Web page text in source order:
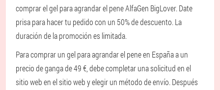
comprar el gel para agrandar el pene AlfaGen BigLover. Date
prisa para hacer tu pedido con un 50% de descuento. La
duración de la promoción es limitada.
Para comprar un gel para agrandar el pene en España a un
precio de ganga de 49 €, debe completar una solicitud en el
sitio web en el sitio web y elegir un método de envío. Después